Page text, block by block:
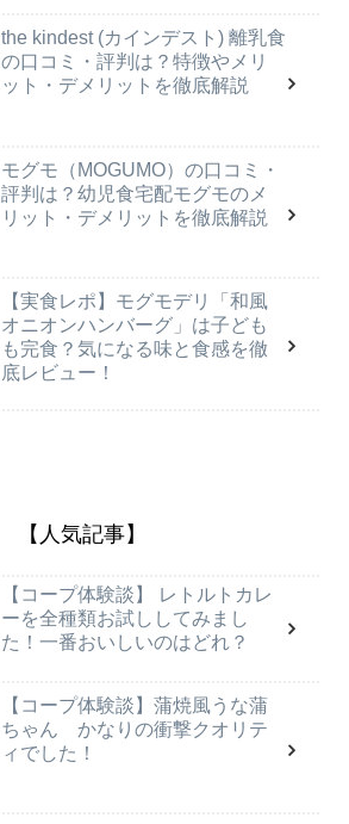
the kindest (カインデスト) 離乳食
の口コミ・評判は？特徴やメリ
ット・デメリットを徹底解説
モグモ（MOGUMO）の口コミ・
評判は？幼児食宅配モグモのメ
リット・デメリットを徹底解説
【実食レポ】モグモデリ「和風
オニオンハンバーグ」は子ども
も完食？気になる味と食感を徹
底レビュー！
【人気記事】
【コープ体験談】 レトルトカレ
ーを全種類お試ししてみまし
た！一番おいしいのはどれ？
【コープ体験談】蒲焼風うな蒲
ちゃん かなりの衝撃クオリテ
ィでした！